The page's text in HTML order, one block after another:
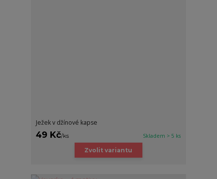
Ježek v džínové kapse
49 Kč/ks Skladem > 5 ks
Zvolit variantu